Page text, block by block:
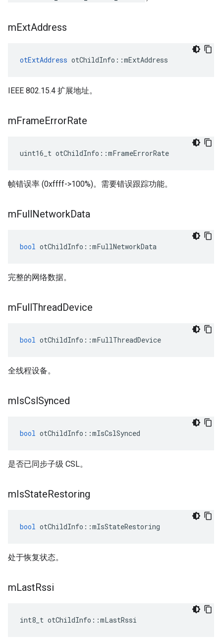
mExtAddress
otExtAddress otChildInfo ::mExtAddress
IEEE 802.15.4 扩展地址。
mFrameErrorRate
uint16_t otChildInfo ::mFrameErrorRate
帧错误率 (0xffff->100%)。需要错误跟踪功能。
mFullNetworkData
bool otChildInfo ::mFullNetworkData
完整的网络数据。
mFullThreadDevice
bool otChildInfo ::mFullThreadDevice
全线程设备。
mIsCslSynced
bool otChildInfo ::mIsCslSynced
是否已同步子级 CSL。
mIsStateRestoring
bool otChildInfo ::mIsStateRestoring
处于恢复状态。
mLastRssi
int8_t otChildInfo ::mLastRssi